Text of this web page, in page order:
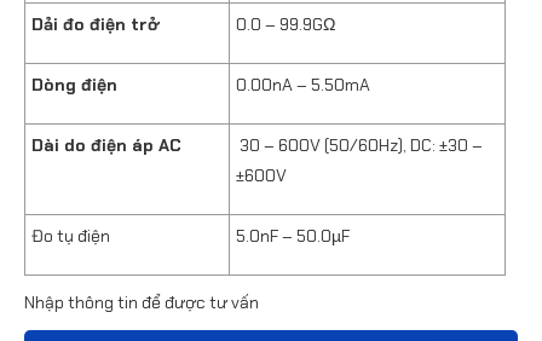
Dải đo điện trở 0.0 – 99.9GΩ
Dòng điện 0.00nA – 5.50mA
Dài do điện áp AC
30 – 600V (50/60Hz), DC: ±30 –
±600V
Đo tụ điện 5.0nF – 50.0µF
Nhập thông tin để được tư vấn